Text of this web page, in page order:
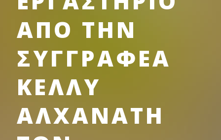
ΑΠΟ ΤΗΝ
ΣΥΓΓΡΑΦΕΑ
ΚΕΛΛΥ
ΑΛΧΑΝΑΤΗ